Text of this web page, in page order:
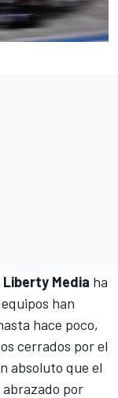
Liberty Media ha
han
hace poco,
cerrados por el
absoluto que el
por